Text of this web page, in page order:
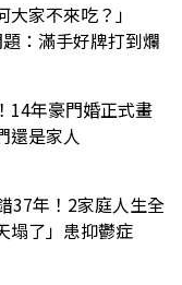
大家不來吃？」
：滿手好牌打到爛
14年豪門婚正式畫
是家人
37年！2家庭人生全
了」患抑鬱症